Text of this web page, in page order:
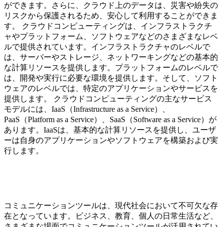
ができます。さらに、クラウド上のデータは、災害や紛失の
リスクから保護されるため、安心して利用することができま
す。 クラウドコンピューティングは、インフラストラクチ
ャやプラットフォーム、ソフトウェアなどのさまざまなレベ
ルで提供されています。インフラストラクチャのレベルで
は、サーバーやストレージ、ネットワーキングなどの基本的
な計算リソースを提供します。プラットフォームのレベルで
は、開発や実行に必要な環境を提供します。そして、ソフト
ウェアのレベルでは、特定のアプリケーションやサービスを
提供します。 クラウドコンピューティングの主なサービス
モデルには、IaaS（Infrastructure as a Service）、
PaaS（Platform as a Service）、SaaS（Software as a Service）が
あります。IaaSは、基本的な計算リソースを提供し、ユーザ
ーは自身のアプリケーションやソフトウェアを構築および実
行します。
コミュニケーションツールは、現代社会において不可欠な存
在となっています。ビジネス、教育、個人の日常生活など、